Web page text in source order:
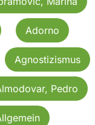
Adorno
Agnostizismus
Pedro